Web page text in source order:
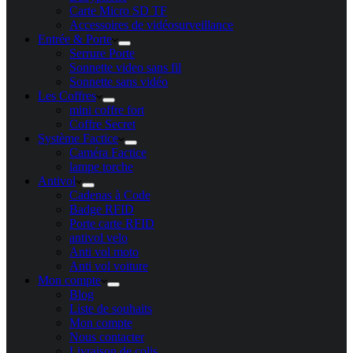
Carte Micro SD TF
Accessoires de vidéosurveillance
Entrée & Porte
Serrure Porte
Sonnette video sans fil
Sonnette sans vidéo
Les Coffres
mini coffre fort
Coffre Secret
Système Factice
Caméra Factice
lampe torche
Antivol
Cadenas à Code
Badge RFID
Porte carte​ RFID
antivol velo
Anti vol moto
Anti vol voiture
Mon compte
Blog
Liste de souhaits
Mon compte
Nous contacter